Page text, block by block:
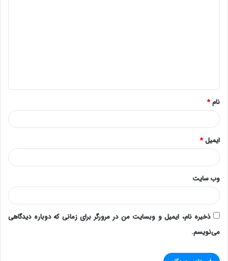
*
نام*
ایمیل*
وب‌ سایت
ذخیره نام، ایمیل و وبسایت من در مرورگر برای زمانی که دوباره دیدگاهی
می‌نویسم.